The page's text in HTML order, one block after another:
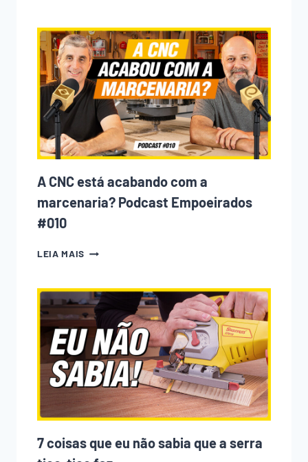
TODO
INICIANTE
NA
MARCENARIA
COMETE
(E
COMO
EVITAR
CADA
UM
DELES)
A CNC está acabando com a
marcenaria? Podcast Empoeirados
#010
LEIA MAIS A
ACABANDO
COM
A
MARCENARIA?
PODCAST
EMPOEIRADOS
#010
7 coisas que eu não sabia que a serra